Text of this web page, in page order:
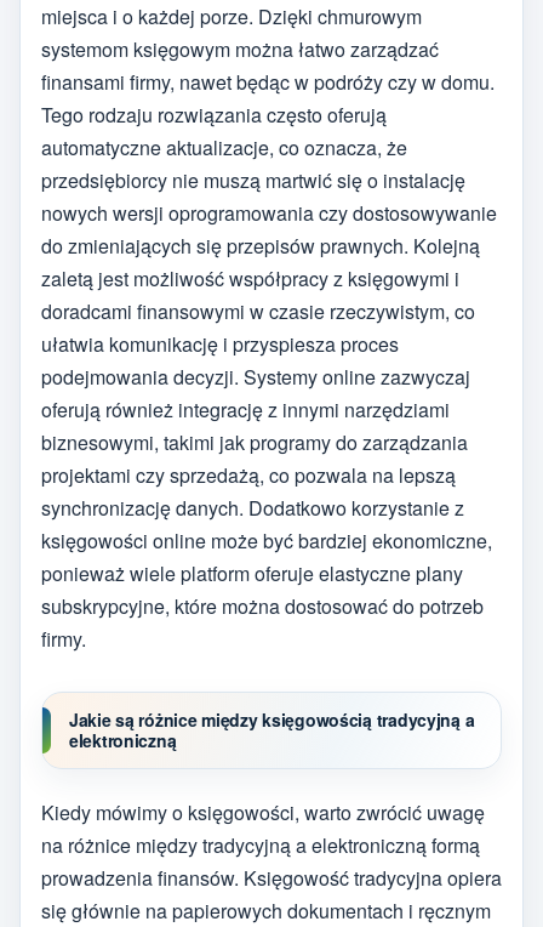
miejsca i o każdej porze. Dzięki chmurowym
systemom księgowym można łatwo zarządzać
finansami firmy, nawet będąc w podróży czy w domu.
Tego rodzaju rozwiązania często oferują
automatyczne aktualizacje, co oznacza, że
przedsiębiorcy nie muszą martwić się o instalację
nowych wersji oprogramowania czy dostosowywanie
do zmieniających się przepisów prawnych. Kolejną
zaletą jest możliwość współpracy z księgowymi i
doradcami finansowymi w czasie rzeczywistym, co
ułatwia komunikację i przyspiesza proces
podejmowania decyzji. Systemy online zazwyczaj
oferują również integrację z innymi narzędziami
biznesowymi, takimi jak programy do zarządzania
projektami czy sprzedażą, co pozwala na lepszą
synchronizację danych. Dodatkowo korzystanie z
księgowości online może być bardziej ekonomiczne,
ponieważ wiele platform oferuje elastyczne plany
subskrypcyjne, które można dostosować do potrzeb
firmy.
Jakie są różnice między księgowością tradycyjną a
elektroniczną
Kiedy mówimy o księgowości, warto zwrócić uwagę
na różnice między tradycyjną a elektroniczną formą
prowadzenia finansów. Księgowość tradycyjna opiera
się głównie na papierowych dokumentach i ręcznym